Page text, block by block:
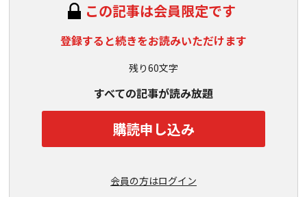
この記事は会員限定です
登録すると続きをお読みいただけます
残り60文字
すべての記事が読み放題
購読申し込み
会員の方はログイン